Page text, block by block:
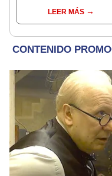
denunciarlo por
tocamientos: “Me
LEER MÁS